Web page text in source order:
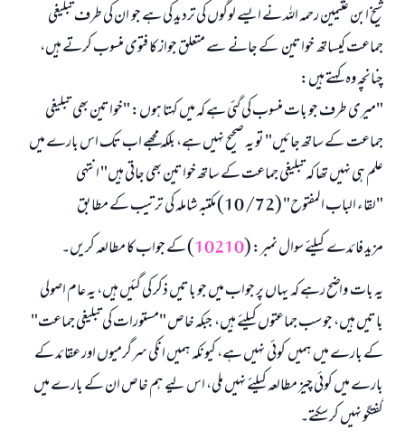
شیخ ابن عثیمین رحمہ اللہ نے ایسے لوگوں کی تردید کی ہے جو ان کی طرف تبلیغی
جماعت کیساتھ خواتین کے جانے سے متعلق جواز کا فتوی منسوب کرتے ہیں،
چنانچہ وہ کہتے ہیں:
"میری طرف جو بات منسوب کی گئی ہے کہ میں کہتا ہوں: "خواتین بھی تبلیغی
جماعت کے ساتھ جائیں" تو یہ صحیح نہیں ہے، بلکہ مجھے اب تک اس بارے میں
علم ہی نہیں تھا کہ تبلیغی جماعت کے ساتھ خواتین بھی جاتی ہیں" انتہی
"لقاء الباب المفتوح" (72/ 10) مکتبہ شاملہ کی ترتیب کے مطابق
مزید فائدے کیلئے سوال نمبر: (10210) کے جواب کا مطالعہ کریں۔
یہ بات واضح رہے کہ یہاں پر جواب میں جو باتیں ذکر کی گئیں ہیں، یہ عام اصولی
باتیں ہیں، جو سب جماعتوں کیلئے ہیں، جبکہ خاص "مستورات کی تبلیغی جماعت"
کے بارے میں ہمیں کوئی نہیں ہے، کیونکہ ہمیں انکی سرگرمیوں اور عقائد کے
بارے میں کوئی چیز مطالعہ کیلئے نہیں ملی، اس لیے ہم خاص ان کے بارے میں
گفتگو نہیں کر سکتے۔